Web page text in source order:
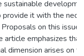
sustainable
it with the
on this issue
article emphasizes
dimension arises on